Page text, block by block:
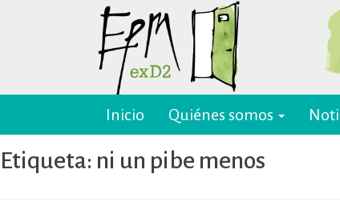
EPM ex-D2 Mendoza
El Espacio para la Memoria y los
Derechos Humanos exD2 (EPM
ex-D2) es un sitio recuperado para
preservación y difusión de la
Inicio Quiénes somos
Etiqueta: ni un pibe menos